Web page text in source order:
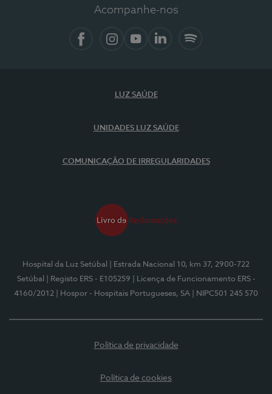
Acompanhe-nos
LUZ SAÚDE
UNIDADES LUZ SAÚDE
COMUNICAÇÃO DE IRREGULARIDADES
Hospital da Luz Setúbal
| Estrada Nacional 10, km 37, 2900-722
Setúbal
| Registo ERS - E105259
| Licença de Funcionamento ERS -
4160/2012
| Hospor - Hospitais Portugueses, SA | NIPC501 245 570
Política de privacidade
Política de cookies